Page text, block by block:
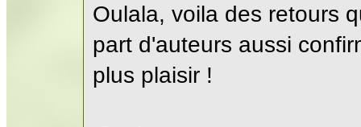
Oulala, voila des retours
part d'auteurs aussi
plus plaisir !